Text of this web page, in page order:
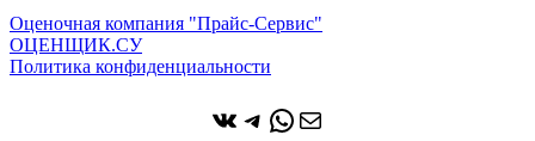
Оценочная компания "Прайс-Сервис"
ОЦЕНЩИК.СУ
Политика конфиденциальности
ВКонтакте
Telegram
WhatsApp
Почта